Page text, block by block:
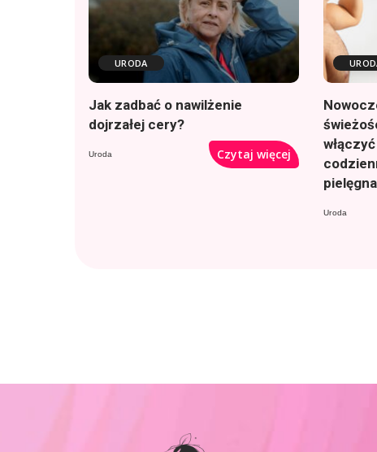
URODA
Jak zadbać o nawilżenie
dojrzałej cery?
Uroda Czytaj więcej
Uroda